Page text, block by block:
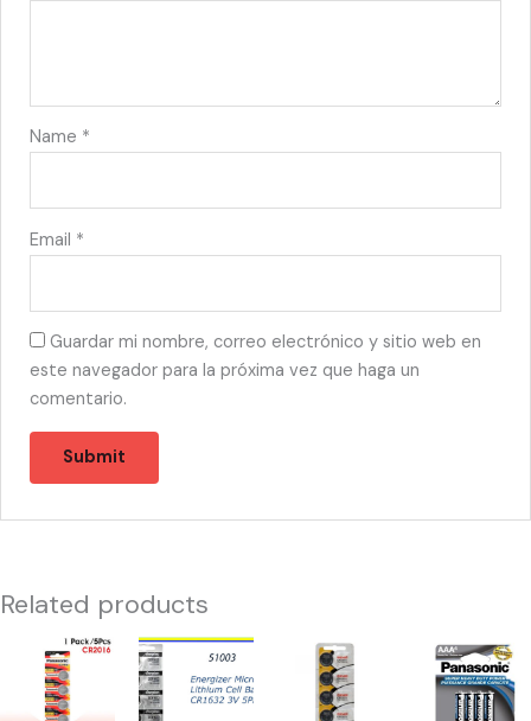
Name *
Email *
Guardar mi nombre, correo electrónico y sitio web en
este navegador para la próxima vez que haga un
comentario.
Related products
51087
PANASONIC
51003
-
BATERIA
51051
MAXELL
10114
PANASONIC